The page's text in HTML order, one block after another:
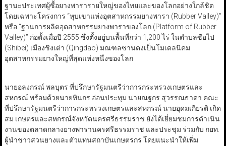
ฐานะประเทศผู้ซื้อยางพารารายใหญ่ของไทยและของโลกอย่างใกล้ชิด
โดยเฉพาะโครงการ “หุบเขาแห่งอุตสาหกรรมยางพารา (Rubber Valley)”
หรือ “ฐานการผลิตอุตสาหกรรมยางพาราของโลก (Platform of Rubber
Valley)” ก่อตั้งเมื่อปี 2555 ซึ่งตั้งอยู่บนพื้นที่กว่า 1,200 ไร่ ในตำบลซือไป
(Shibei) เมืองชิงเต่า (Qingdao) มณฑลซานตงเป็นโมเดลนิคม
อุตสาหกรรมยางใหญ่ที่สุดแห่งหนึ่งของโลก
นายอลงกรณ์ พลบุตร ที่ปรึกษารัฐมนตรีว่าการกระทรวงเกษตรและ
สหกรณ์ พร้อมด้วยนายทินกร อ่อนประทุม นายณฐกร สุวรรณธาดา คณะ
ที่ปรึกษารัฐมนตรีว่าการกระทรวงเกษตรและสหกรณ์ นายอุดมเกียรติ เกิด
สม เกษตรและสหกรณ์จังหวัดนครศรีธรรมราช ยังได้เยี่ยมชมการดำเนิน
งานของตลาดกลางยางพารานครศรีธรรมราช และประชุม ร่วมกับ กยท.
ผู้นำชาวสวนยางและตัวแทนสถาบันเกษตรกร โดยแนะนำให้เพิ่ม